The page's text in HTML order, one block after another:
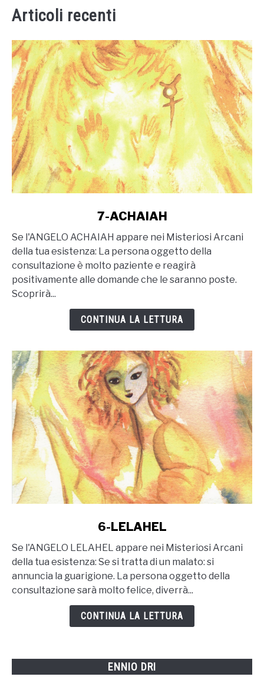
Articoli recenti
7-
ACHAIAH
7-ACHAIAH
Se l'ANGELO ACHAIAH appare nei Misteriosi Arcani
della tua esistenza: La persona oggetto della
consultazione è molto paziente e reagirà
positivamente alle domande che le saranno poste.
Scoprirà...
CONTINUA LA LETTURA
6-
LELAHEL
6-LELAHEL
Se l'ANGELO LELAHEL appare nei Misteriosi Arcani
della tua esistenza: Se si tratta di un malato: si
annuncia la guarigione. La persona oggetto della
consultazione sarà molto felice, diverrà...
CONTINUA LA LETTURA
ENNIO DRI